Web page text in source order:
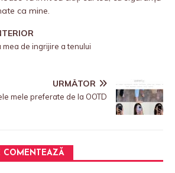
ca mine.
mea de ingrijire a tenului
URMĂTOR
mele preferate de la OOTD
COMENTEAZĂ